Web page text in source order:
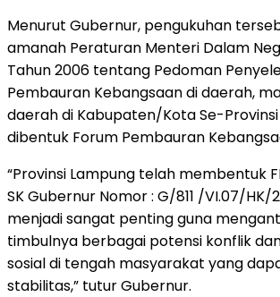
Menurut Gubernur, pengukuhan
amanah Peraturan Menteri Dalam
Tahun 2006 tentang Pedoman
Pembauran Kebangsaan di daerah,
daerah di Kabupaten/Kota Se-
dibentuk Forum Pembauran
“Provinsi Lampung telah membentuk
SK Gubernur Nomor : G/811 /VI.07/HK/
menjadi sangat penting guna
timbulnya berbagai potensi konflik
sosial di tengah masyarakat yang
stabilitas,” tutur Gubernur.